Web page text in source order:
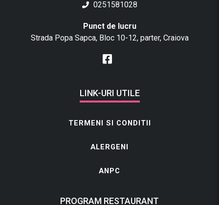
0251581028
Punct de lucru
Strada Popa Sapca, Bloc 10-12, parter, Craiova
LINK-URI UTILE
TERMENI SI CONDITII
ALERGENI
ANPC
PROGRAM RESTAURANT